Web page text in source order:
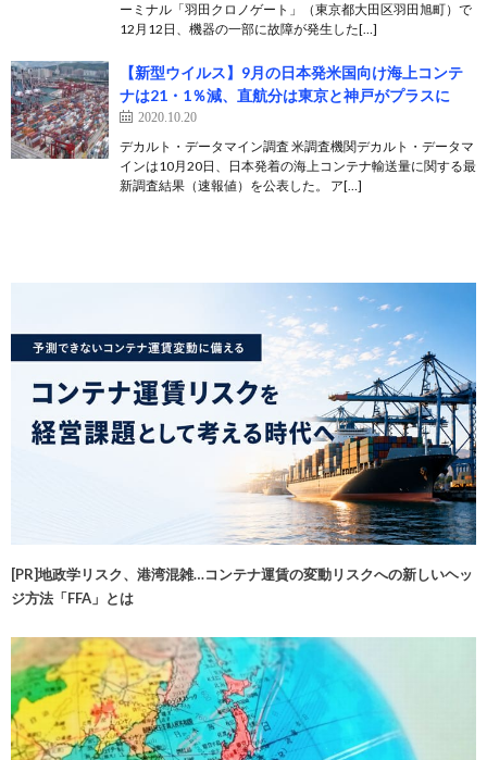
ーミナル「羽田クロノゲート」（東京都大田区羽田旭町）で
12月12日、機器の一部に故障が発生した[…]
【新型ウイルス】9月の日本発米国向け海上コンテ
ナは21・1％減、直航分は東京と神戸がプラスに
2020.10.20
デカルト・データマイン調査 米調査機関デカルト・データマ
インは10月20日、日本発着の海上コンテナ輸送量に関する最
新調査結果（速報値）を公表した。 ア[…]
[PR]地政学リスク、港湾混雑…コンテナ運賃の変動リスクへの新しいヘッ
ジ方法「FFA」とは